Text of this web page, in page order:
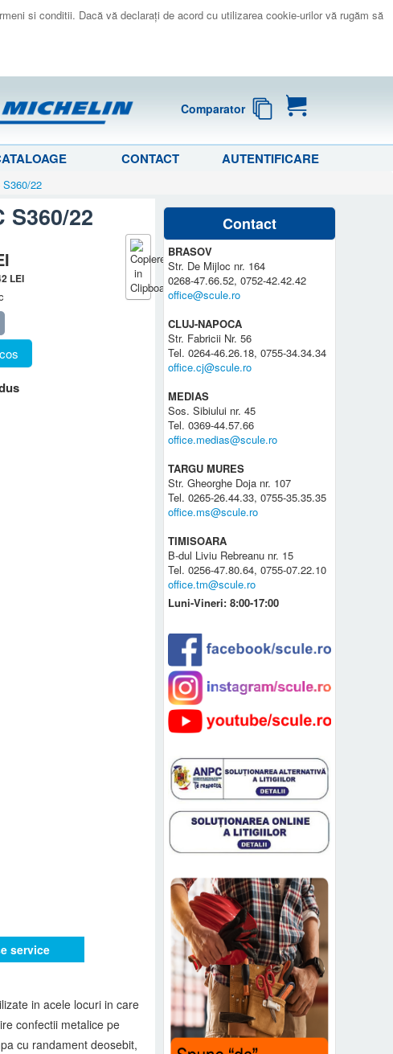
si conditii. Dacă vă declaraţi de acord cu utilizarea cookie-urilor vă rugăm să
Comparator
CONTACT AUTENTIFICARE
22
22
LEI
in acele locuri in care
confectii metalice pe
cu randament deosebit,
service
Contact
BRASOV
Str. De Mijloc nr. 164
0268-47.66.52, 0752-42.42.42
office@scule.ro
CLUJ-NAPOCA
Str. Fabricii Nr. 56
Tel. 0264-46.26.18, 0755-34.34.34
office.cj@scule.ro
MEDIAS
Sos. Sibiului nr. 45
Tel. 0369-44.57.66
office.medias@scule.ro
TARGU MURES
Str. Gheorghe Doja nr. 107
Tel. 0265-26.44.33, 0755-35.35.35
office.ms@scule.ro
TIMISOARA
B-dul Liviu Rebreanu nr. 15
Tel. 0256-47.80.64, 0755-07.22.10
office.tm@scule.ro
Luni-Vineri: 8:00-17:00